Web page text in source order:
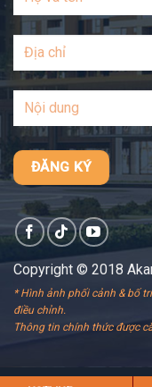
Copyright © 2018
* Hình ảnh phối cảnh & bố
điều chỉnh.
Thông tin chính thức được